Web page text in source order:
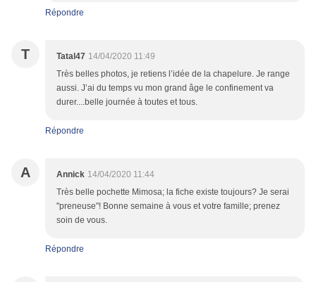
Répondre
T Tatal47 14/04/2020 11:49
Très belles photos, je retiens l’idée de la chapelure. Je range
aussi. J’ai du temps vu mon grand âge le confinement va
durer....belle journée à toutes et tous.
Répondre
A Annick 14/04/2020 11:44
Très belle pochette Mimosa; la fiche existe toujours? Je serai
"preneuse"! Bonne semaine à vous et votre famille; prenez
soin de vous.
Répondre